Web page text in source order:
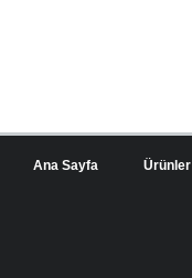
Ana Sayfa Ürünler